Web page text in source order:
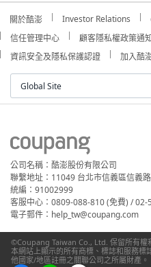
關於酷澎 Investor Relations
信任管理中心
顧客隱私權政策通
資訊安全及隱私保護認證
加入酷
Global Site
公司名稱：酷澎股份有限公司
聯繫地址：11049 台北市信義區信義
統編：91002999
客服中心：0809-088-810 (免費) /
電子郵件：help_tw@coupang.com
©Coupang Taiwan Co., Ltd. 保留所有權
本網站上顯示的所有商標、標誌和服務
他國家/地區註冊之關聯公司之所屬財產。